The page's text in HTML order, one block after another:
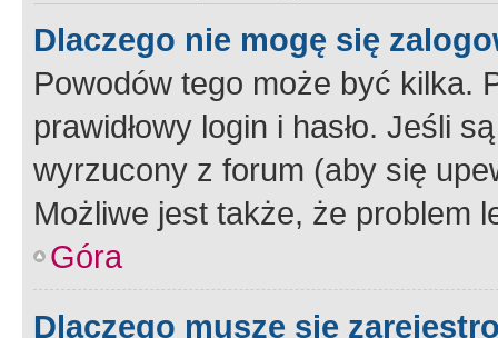
Dlaczego nie mogę się
Powodów tego może być kilka.
prawidłowy login i hasło. Jeśli
wyrzucony z forum (aby się
Możliwe jest także, że problem
Góra
Dlaczego muszę się